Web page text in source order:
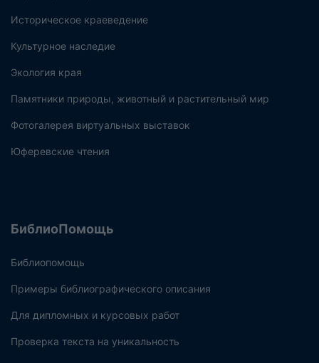
Историческое краеведение
Культурное наследие
Экология края
Памятники природы, животный и растительный мир
Фотогалерея виртуальных выставок
Юферевские чтения
БиблиоПомощь
Библиопомощь
Примеры библиографического описания
Для дипломных и курсовых работ
Проверка текста на уникальность